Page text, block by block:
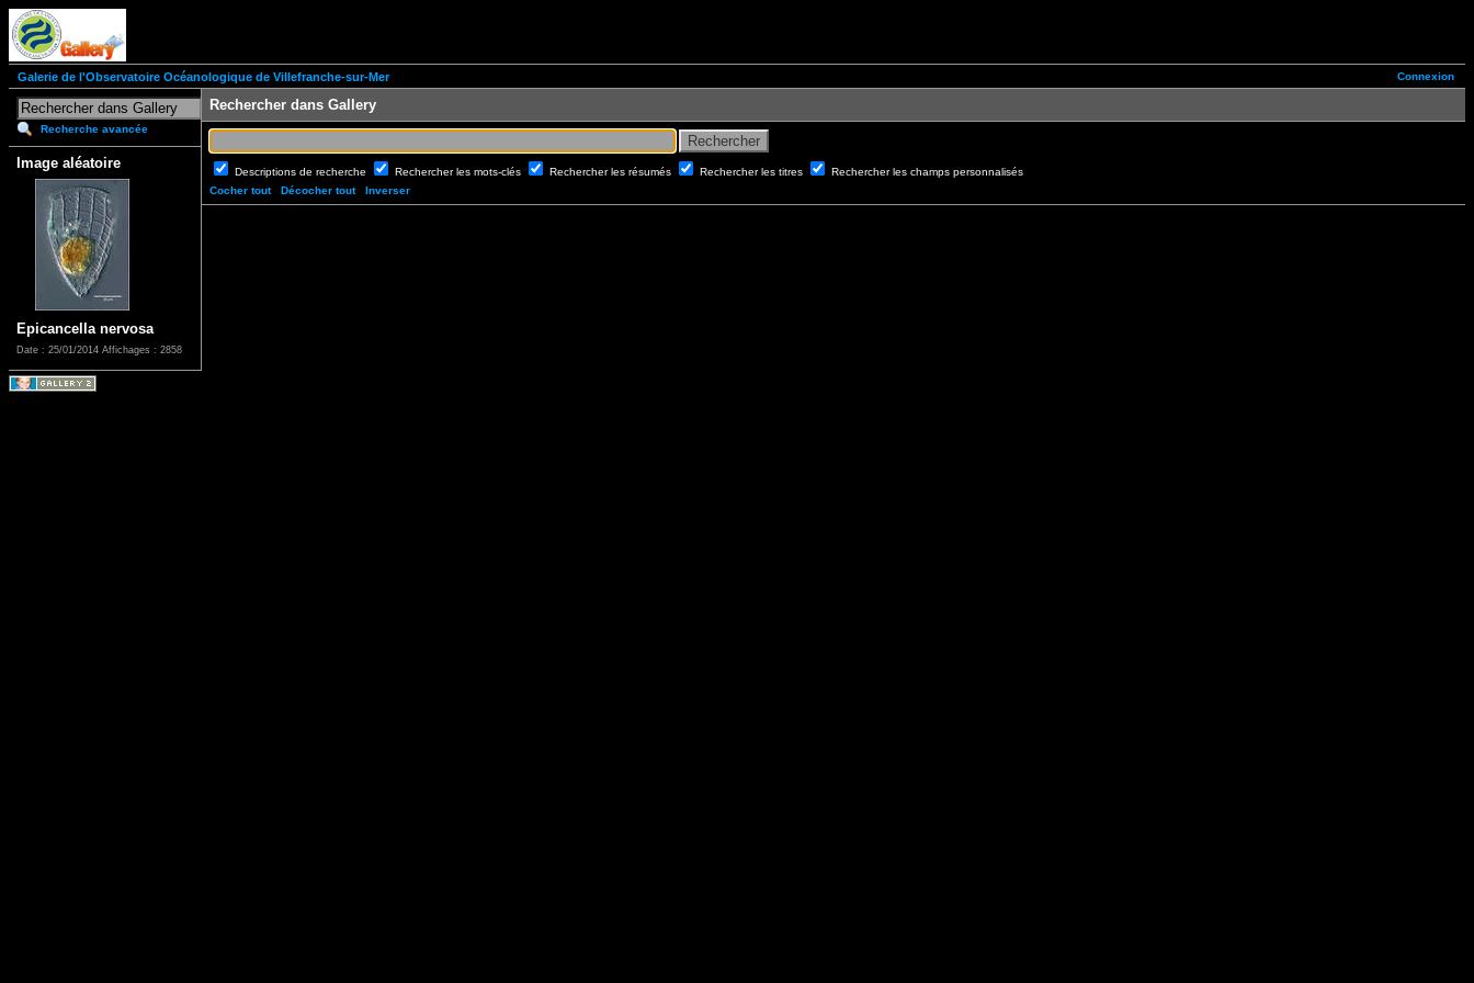
Connexion
Galerie de l'Observatoire Océanologique de Villefranche-sur-Mer
Recherche avancée
Image aléatoire
Epicancella nervosa
Date : 25/01/2014 Affichages : 2858
Rechercher dans Gallery
Descriptions de recherche Rechercher les mots-clés Rechercher les résumés Rechercher les titres
Rechercher les champs personnalisés
Cocher tout
Décocher tout Inverser